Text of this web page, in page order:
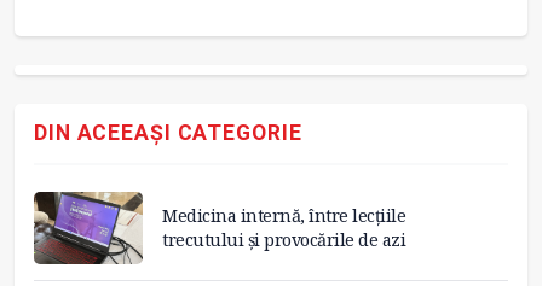
DIN ACEEAȘI CATEGORIE
Medicina internă, între lecțiile
trecutului și provocările de azi